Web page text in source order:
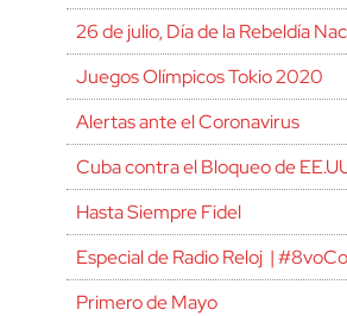
26 de julio, Día de la Rebeldía
Juegos Olímpicos Tokio 2020
Alertas ante el Coronavirus
Cuba contra el Bloqueo de
Hasta Siempre Fidel
Especial de Radio Reloj |
Primero de Mayo